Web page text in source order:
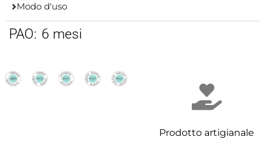
Modo d'uso
PAO: 6 mesi
Prodotto artigianale